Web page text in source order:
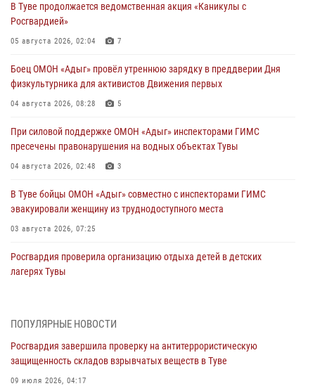
В Туве продолжается ведомственная акция «Каникулы с
Росгвардией»
05 августа 2026, 02:04 7
Боец ОМОН «Адыг» провёл утреннюю зарядку в преддверии Дня
физкультурника для активистов Движения первых
04 августа 2026, 08:28 5
При силовой поддержке ОМОН «Адыг» инспекторами ГИМС
пресечены правонарушения на водных объектах Тувы
04 августа 2026, 02:48 3
В Туве бойцы ОМОН «Адыг» совместно с инспекторами ГИМС
эвакуировали женщину из труднодоступного места
03 августа 2026, 07:25
Росгвардия проверила организацию отдыха детей в детских
лагерях Тувы
Сотрудники вневедомственной охраны приняли участие в акции
29 июля 2026, 09:41
26 сигналов «Тревога» с автотранспортов отработали экипажи
ПОПУЛЯРНЫЕ НОВОСТИ
Росгвардия завершила проверку на антитеррористическую
защищенность складов взрывчатых веществ в Туве
09 июля 2026, 04:17